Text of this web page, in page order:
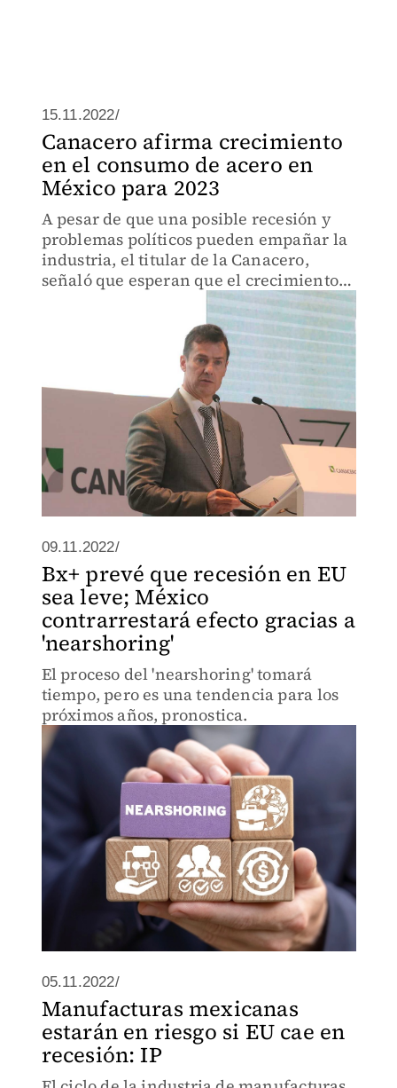
15.11.2022/
Canacero afirma crecimiento
en el consumo de acero en
México para 2023
A pesar de que una posible recesión y
problemas políticos pueden empañar la
industria, el titular de la Canacero,
señaló que esperan que el crecimiento
09.11.2022/
Bx+ prevé que recesión en EU
sea leve; México
contrarrestará efecto gracias a
'nearshoring'
El proceso del 'nearshoring' tomará
tiempo, pero es una tendencia para los
próximos años, pronostica.
05.11.2022/
Manufacturas mexicanas
estarán en riesgo si EU cae en
recesión: IP